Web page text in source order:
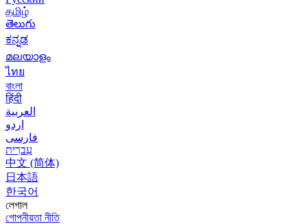
தமிழ்
తెలుగు
ಕನ್ನಡ
മലയാളം
ไทย
বাংলা
हिंदी
العربية
اردو
فارسی
עִברִית
中文 (简体)
日本語
한국어
লেগাল
গোপনীয়তা নীতি